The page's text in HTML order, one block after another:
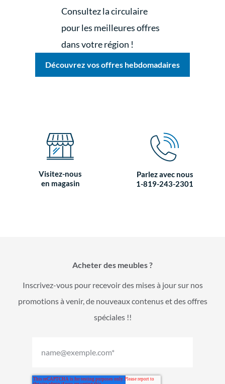
Consultez la circulaire
pour les meilleures offres
dans votre région !
Découvrez vos offres hebdomadaires
Visitez-nous
en magasin
Parlez avec nous
1-819-243-2301
Acheter des meubles ?
Inscrivez-vous pour recevoir des mises à jour sur nos
promotions à venir, de nouveaux contenus et des offres
spéciales !!